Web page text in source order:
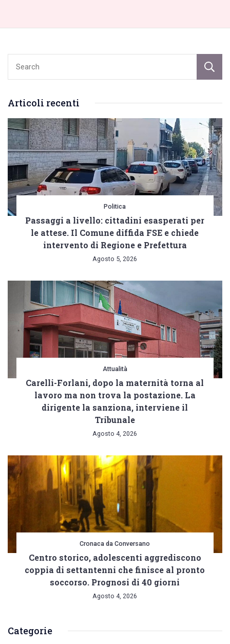
Articoli recenti
Politica
Passaggi a livello: cittadini esasperati per
le attese. Il Comune diffida FSE e chiede
intervento di Regione e Prefettura
Agosto 5, 2026
Attualità
Carelli-Forlani, dopo la maternità torna al
lavoro ma non trova la postazione. La
dirigente la sanziona, interviene il
Tribunale
Agosto 4, 2026
Cronaca da Conversano
Centro storico, adolescenti aggrediscono
coppia di settantenni che finisce al pronto
soccorso. Prognosi di 40 giorni
Agosto 4, 2026
Categorie